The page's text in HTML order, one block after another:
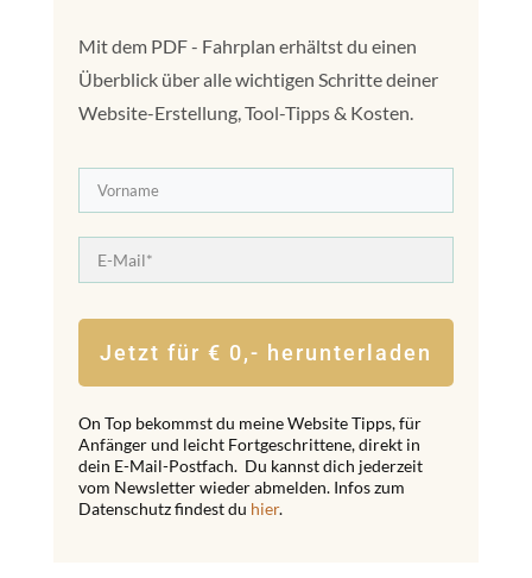
Mit dem PDF - Fahrplan erhältst du einen
Überblick über alle wichtigen Schritte deiner
Website-Erstellung, Tool-Tipps & Kosten.
Jetzt für € 0,- herunterladen
On Top bekommst du meine Website Tipps, für
Anfänger und leicht Fortgeschrittene, direkt in
dein E-Mail-Postfach. Du kannst dich jederzeit
vom Newsletter wieder abmelden. Infos zum
Datenschutz findest du hier.